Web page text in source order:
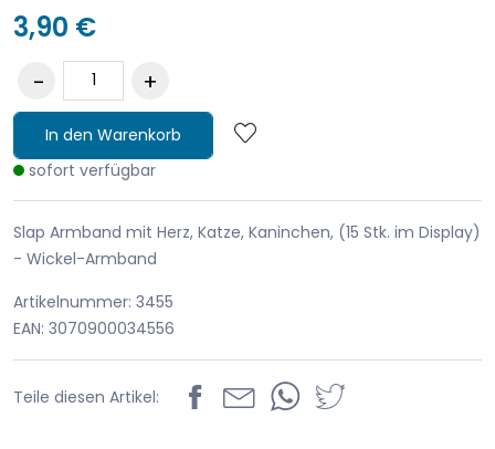
3,90 €
In den Warenkorb
sofort verfügbar
Slap Armband mit Herz, Katze, Kaninchen, (15 Stk. im Display)
- Wickel-Armband
Artikelnummer: 3455
EAN: 3070900034556
Teile diesen Artikel: